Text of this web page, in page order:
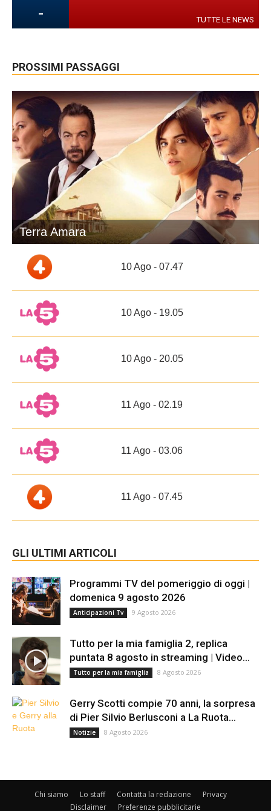
- TUTTE LE NEWS
PROSSIMI PASSAGGI
Terra Amara
10 Ago - 07.47
10 Ago - 19.05
10 Ago - 20.05
11 Ago - 02.19
11 Ago - 03.06
11 Ago - 07.45
GLI ULTIMI ARTICOLI
Programmi TV del pomeriggio di oggi |
domenica 9 agosto 2026
Anticipazioni Tv 9 Agosto 2026
Tutto per la mia famiglia 2, replica
puntata 8 agosto in streaming | Video...
Tutto per la mia famiglia 8 Agosto 2026
Gerry Scotti compie 70 anni, la sorpresa
di Pier Silvio Berlusconi a La Ruota...
Notizie 8 Agosto 2026
Chi siamo Lo staff Contatta la redazione
Privacy
Disclaimer
Preferenze pubblicitarie